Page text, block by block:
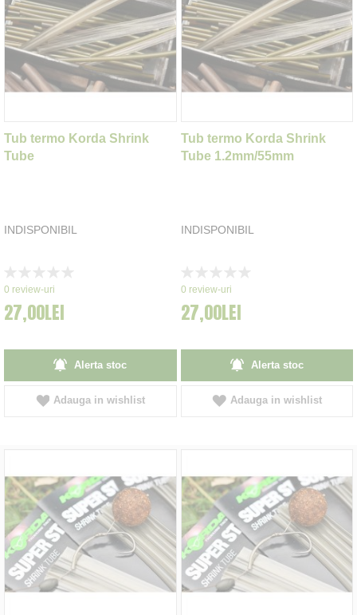
Tub termo Korda Shrink
Tube
INDISPONIBIL
0%
0 review-uri
27,00LEI
Alerta stoc
Adauga in wishlist
Tub termo Korda Shrink
Tube 1.2mm/55mm
INDISPONIBIL
0%
0 review-uri
27,00LEI
Alerta stoc
Adauga in wishlist